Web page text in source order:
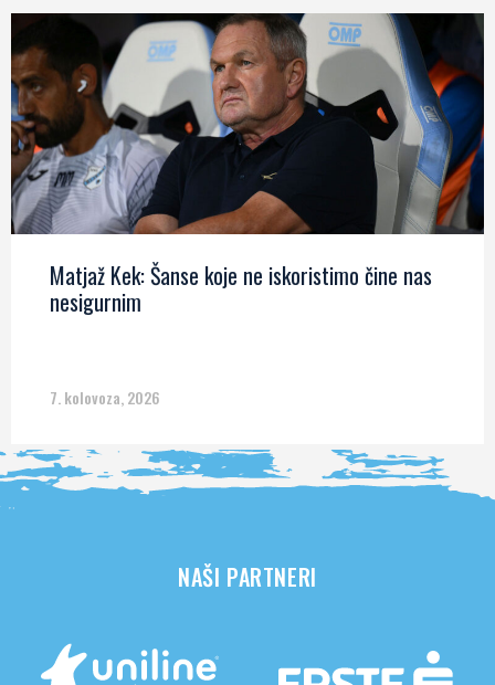
Matjaž Kek: Šanse koje ne iskoristimo čine nas
nesigurnim
7. kolovoza, 2026
NAŠI PARTNERI